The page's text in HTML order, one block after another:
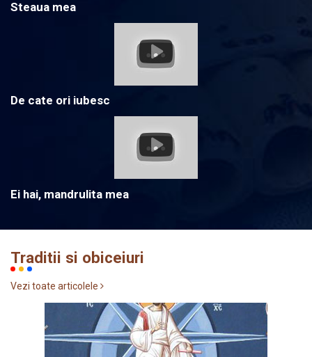
Steaua mea
De cate ori iubesc
Ei hai, mandrulita mea
Traditii si obiceiuri
Vezi toate articolele